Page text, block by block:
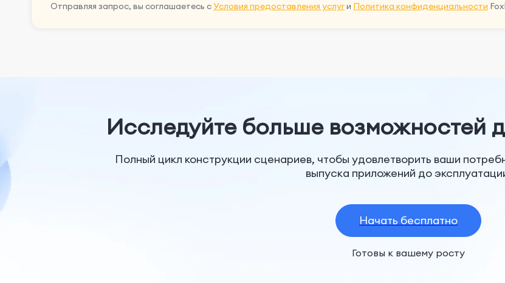
Отправляя запрос, вы соглашаетесь сУсловия предоставления услуги Политика конфиденциальности
Исследуйте больше возможностей
Полный цикл конструкции сценариев, чтобы удовлетворить ваши
выпуска приложений до
Начать бесплатно
Готовы к вашему росту